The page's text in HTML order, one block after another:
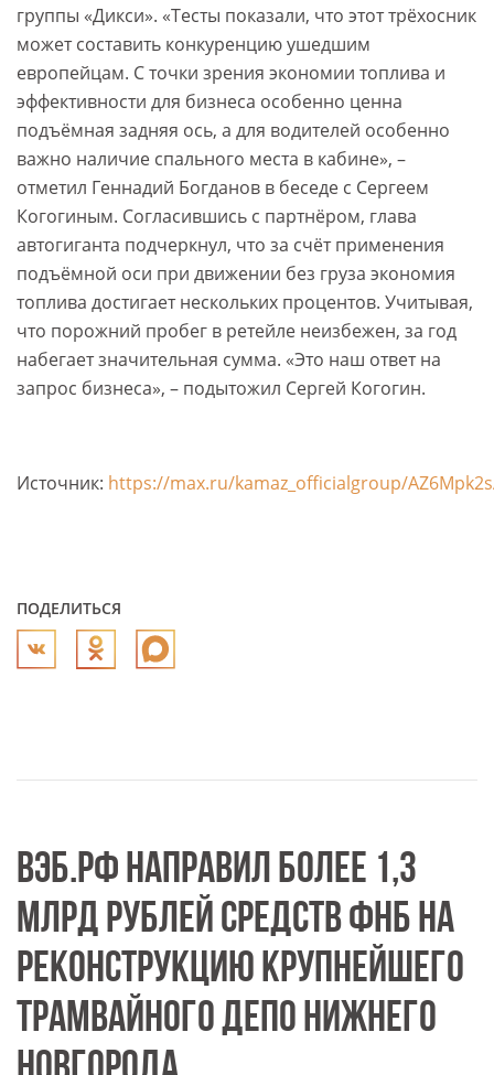
группы «Дикси». «Тесты показали, что этот трёхосник
может составить конкуренцию ушедшим
европейцам. С точки зрения экономии топлива и
эффективности для бизнеса особенно ценна
подъёмная задняя ось, а для водителей особенно
важно наличие спального места в кабине», –
отметил Геннадий Богданов в беседе с Сергеем
Когогиным. Согласившись с партнёром, глава
автогиганта подчеркнул, что за счёт применения
подъёмной оси при движении без груза экономия
топлива достигает нескольких процентов. Учитывая,
что порожний пробег в ретейле неизбежен, за год
набегает значительная сумма. «Это наш ответ на
запрос бизнеса», – подытожил Сергей Когогин.
Источник: https://max.ru/kamaz_officialgroup/
ПОДЕЛИТЬСЯ
ВЭБ.РФ НАПРАВИЛ БОЛЕЕ 1,3
МЛРД РУБЛЕЙ СРЕДСТВ ФНБ НА
РЕКОНСТРУКЦИЮ КРУПНЕЙШЕГО
ТРАМВАЙНОГО ДЕПО НИЖНЕГО